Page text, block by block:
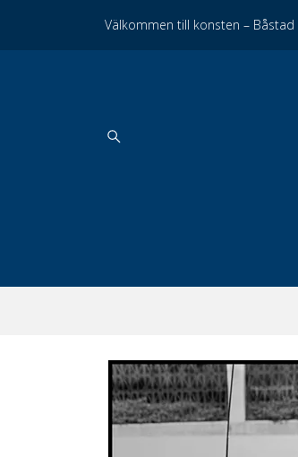
Välkommen till konsten – Båstad